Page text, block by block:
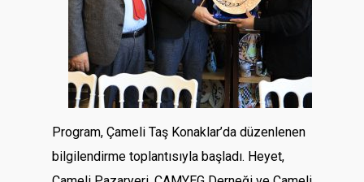
Program, Çameli Taş Konaklar’da düzenlenen
bilgilendirme toplantısıyla başladı. Heyet,